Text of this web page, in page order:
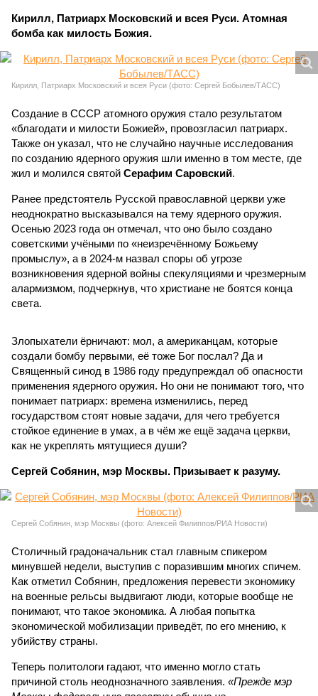
Кирилл, Патриарх Московский и всея Руси. Атомная
бомба как милость Божия.
Кирилл, Патриарх Московский и всея Руси (фото: Сергей Бобылев/ТАСС)
Создание в СССР атомного оружия стало результатом
«благодати и милости Божией», провозгласил патриарх.
Также он указал, что не случайно научные исследования
по созданию ядерного оружия шли именно в том месте, где
жил и молился святой Серафим Саровский.
Ранее предстоятель Русской православной церкви уже
неоднократно высказывался на тему ядерного оружия.
Осенью 2023 года он отмечал, что оно было создано
советскими учёными по «неизречённому Божьему
промыслу», а в 2024-м назвал споры об угрозе
возникновения ядерной войны спекуляциями и чрезмерным
алармизмом, подчеркнув, что христиане не боятся конца
света.
Злопыхатели ёрничают: мол, а американцам, которые
создали бомбу первыми, её тоже Бог послал? Да и
Священный синод в 1986 году предупреждал об опасности
применения ядерного оружия. Но они не понимают того, что
понимает патриарх: времена изменились, перед
государством стоят новые задачи, для чего требуется
стойкое единение в умах, а в чём же ещё задача церкви,
как не укреплять мятущиеся души?
Сергей Собянин, мэр Москвы. Призывает к разуму.
Сергей Собянин, мэр Москвы (фото: Алексей Филиппов/РИА Новости)
Столичный градоначальник стал главным спикером
минувшей недели, выступив с поразившим многих спичем.
Как отметил Собянин, предложения перевести экономику
на военные рельсы выдвигают люди, которые вообще не
понимают, что такое экономика. А любая попытка
экономической мобилизации приведёт, по его мнению, к
убийству страны.
Теперь политологи гадают, что именно могло стать
причиной столь неоднозначного заявления. «Прежде мэр